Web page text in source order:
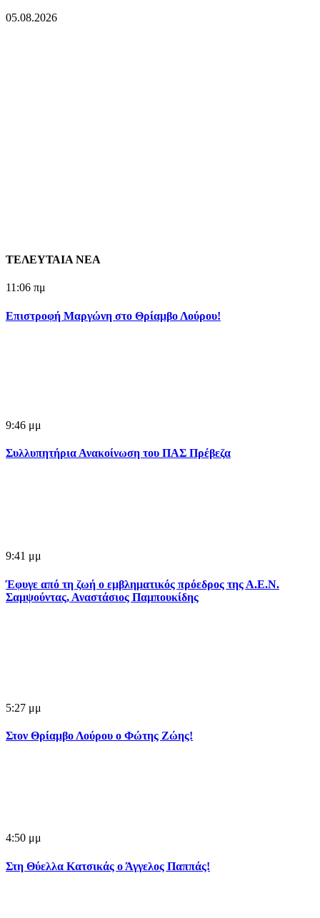
05.08.2026
ΤΕΛΕΥΤΑΙΑ ΝΕΑ
11:06 πμ
Επιστροφή Μαργώνη στο Θρίαμβο Λούρου!
9:46 μμ
Συλλυπητήρια Ανακοίνωση του ΠΑΣ Πρέβεζα
9:41 μμ
Έφυγε από τη ζωή ο εμβληματικός πρόεδρος της Α.Ε.Ν.
Σαμψούντας, Αναστάσιος Παμπουκίδης
5:27 μμ
Στον Θρίαμβο Λούρου ο Φώτης Ζώης!
4:50 μμ
Στη Θύελλα Κατσικάς ο Άγγελος Παππάς!